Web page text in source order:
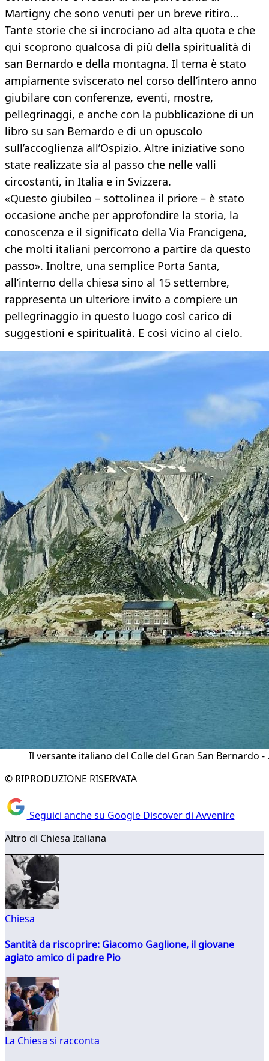
Martigny che sono venuti per un breve ritiro…
Tante storie che si incrociano ad alta quota e che
qui scoprono qualcosa di più della spiritualità di
san Bernardo e della montagna. Il tema è stato
ampiamente sviscerato nel corso dell’intero anno
giubilare con conferenze, eventi, mostre,
pellegrinaggi, e anche con la pubblicazione di un
libro su san Bernardo e di un opuscolo
sull’accoglienza all’Ospizio. Altre iniziative sono
state realizzate sia al passo che nelle valli
circostanti, in Italia e in Svizzera.
«Questo giubileo – sottolinea il priore – è stato
occasione anche per approfondire la storia, la
conoscenza e il significato della Via Francigena,
che molti italiani percorrono a partire da questo
passo». Inoltre, una semplice Porta Santa,
all’interno della chiesa sino al 15 settembre,
rappresenta un ulteriore invito a compiere un
pellegrinaggio in questo luogo così carico di
suggestioni e spiritualità. E così vicino al cielo.
Il versante italiano del Colle del Gran San Bernardo - .
© RIPRODUZIONE RISERVATA
Seguici anche su Google Discover di Avvenire
Altro di Chiesa Italiana
Chiesa
Santità da riscoprire: Giacomo Gaglione, il giovane
agiato amico di padre Pio
La Chiesa si racconta